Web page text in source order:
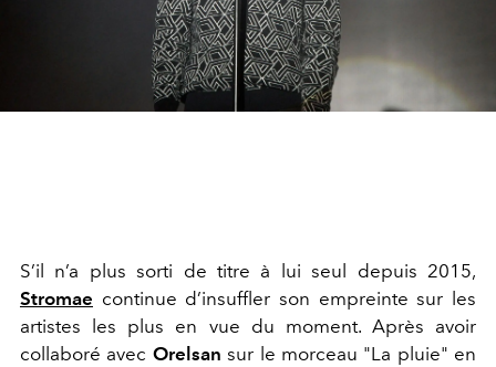
S’il n’a plus sorti de titre à lui seul depuis 2015,
Stromae continue d’insuffler son empreinte sur les
artistes les plus en vue du moment. Après avoir
collaboré avec Orelsan sur le morceau "La pluie" en